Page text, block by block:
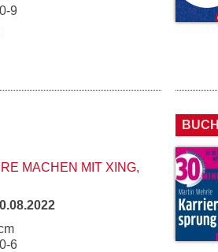
9
MACHEN MIT XING,
6
BUCH